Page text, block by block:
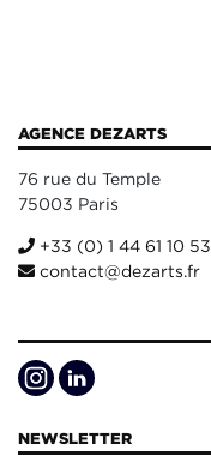
AGENCE DEZARTS
76 rue du Temple
75003 Paris
+33 (0) 1 44 61 10 53
contact@dezarts.fr
NEWSLETTER